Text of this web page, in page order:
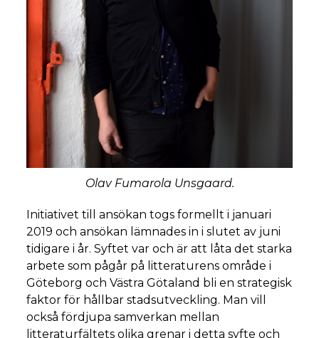
Olav Fumarola Unsgaard.
Initiativet till ansökan togs formellt i januari
2019 och ansökan lämnades in i slutet av juni
tidigare i år. Syftet var och är att låta det starka
arbete som pågår på litteraturens område i
Göteborg och Västra Götaland bli en strategisk
faktor för hållbar stadsutveckling. Man vill
också fördjupa samverkan mellan
litteraturfältets olika grenar i detta syfte och